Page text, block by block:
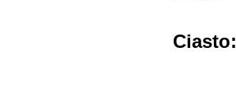
Ciasto: